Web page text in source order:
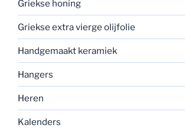
Griekse honing
Griekse extra vierge olijfolie
Handgemaakt keramiek
Hangers
Heren
Kalenders